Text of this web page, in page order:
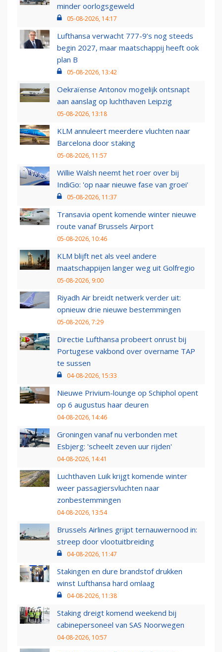
minder oorlogsgeweld
05-08-2026, 14:17
Lufthansa verwacht 777-9’s nog steeds
begin 2027, maar maatschappij heeft ook
plan B
05-08-2026, 13:42
Oekraïense Antonov mogelijk ontsnapt
aan aanslag op luchthaven Leipzig
05-08-2026, 13:18
KLM annuleert meerdere vluchten naar
Barcelona door staking
05-08-2026, 11:57
Willie Walsh neemt het roer over bij
IndiGo: 'op naar nieuwe fase van groei'
05-08-2026, 11:37
Transavia opent komende winter nieuwe
route vanaf Brussels Airport
05-08-2026, 10:46
KLM blijft net als veel andere
maatschappijen langer weg uit Golfregio
05-08-2026, 9:00
Riyadh Air breidt netwerk verder uit:
opnieuw drie nieuwe bestemmingen
05-08-2026, 7:29
Directie Lufthansa probeert onrust bij
Portugese vakbond over overname TAP
te sussen
04-08-2026, 15:33
Nieuwe Privium-lounge op Schiphol opent
op 6 augustus haar deuren
04-08-2026, 14:46
Groningen vanaf nu verbonden met
Esbjerg: 'scheelt zeven uur rijden'
04-08-2026, 14:41
Luchthaven Luik krijgt komende winter
weer passagiersvluchten naar
zonbestemmingen
04-08-2026, 13:54
Brussels Airlines grijpt ternauwernood in:
streep door vlootuitbreiding
04-08-2026, 11:47
Stakingen en dure brandstof drukken
winst Lufthansa hard omlaag
04-08-2026, 11:38
Staking dreigt komend weekend bij
cabinepersoneel van SAS Noorwegen
04-08-2026, 10:57